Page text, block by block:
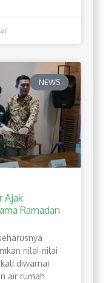
NEWS
Ajak
Ramadan
nilai-nilai
diwarnai
air rumah